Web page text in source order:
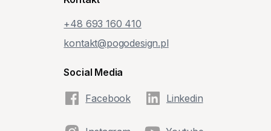
+48‭ 693 160 410‬
kontakt@pogodesign.pl
Social Media
Facebook Linkedin